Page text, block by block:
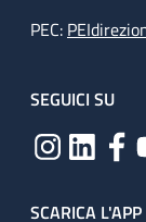
PEC:
SEGUICI SU
SCARICA L'APP